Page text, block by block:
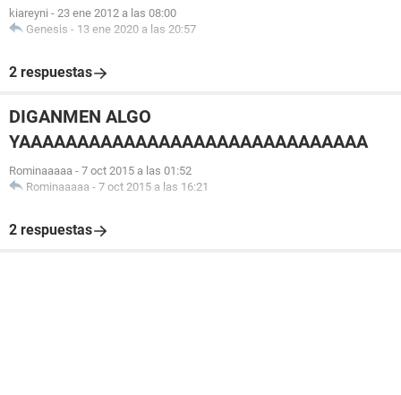
kiareyni - 23 ene 2012 a las 08:00
Genesis - 13 ene 2020 a las 20:57
2 respuestas
DIGANMEN ALGO
YAAAAAAAAAAAAAAAAAAAAAAAAAAAAAA
Rominaaaaa - 7 oct 2015 a las 01:52
Rominaaaaa - 7 oct 2015 a las 16:21
2 respuestas